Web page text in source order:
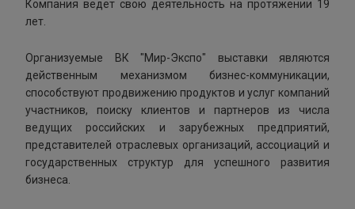
Компания ведет свою деятельность на протяжении 19
лет.
Организуемые ВК "Мир-Экспо" выставки являются
действенным механизмом бизнес-коммуникации,
способствуют продвижению продуктов и услуг компаний
участников, поиску клиентов и партнеров из числа
ведущих российских и зарубежных предприятий,
представителей отраслевых организаций, ассоциаций и
государственных структур для успешного развития
бизнеса.